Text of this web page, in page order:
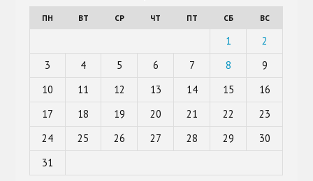
ПН ВТ СР ЧТ ПТ СБ ВС
1
2
3
4 5 6 7 8
9
10
11 12 13 14 15
16
17
18 19 20 21 22
23
24
25 26 27 28 29
30
31